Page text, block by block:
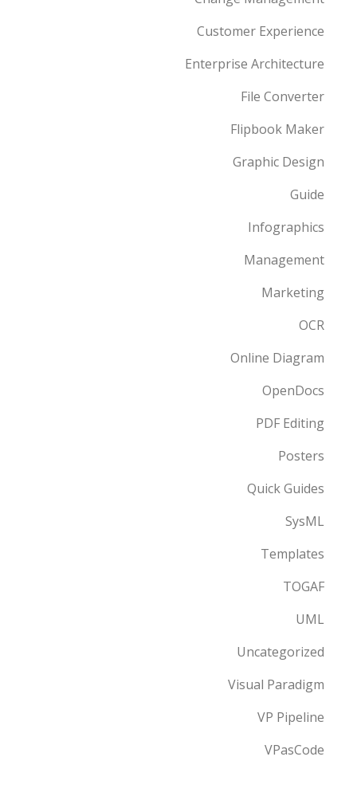
Customer Experience
Enterprise Architecture
File Converter
Flipbook Maker
Graphic Design
Guide
Infographics
Management
Marketing
OCR
Online Diagram
OpenDocs
PDF Editing
Posters
Quick Guides
SysML
Templates
TOGAF
UML
Uncategorized
Visual Paradigm
VP Pipeline
VPasCode